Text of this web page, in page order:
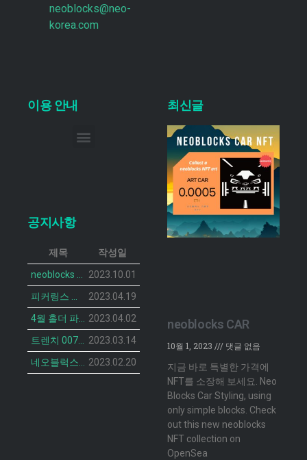
neoblocks@neo-
korea.com
이용 안내
공지사항
제목
작성일
2023.10.01
2023.04.19
2023.04.02
2023.03.14
2023.02.20
최신글
neoblocks CAR
10월 1, 2023
댓글 없음
지금 바로 특별한 가격에
NFT를 소장해 보세요. Neo
Blocks Car Styling, using
only simple blocks. Check
out this new neoblocks
NFT collection on
OpenSea